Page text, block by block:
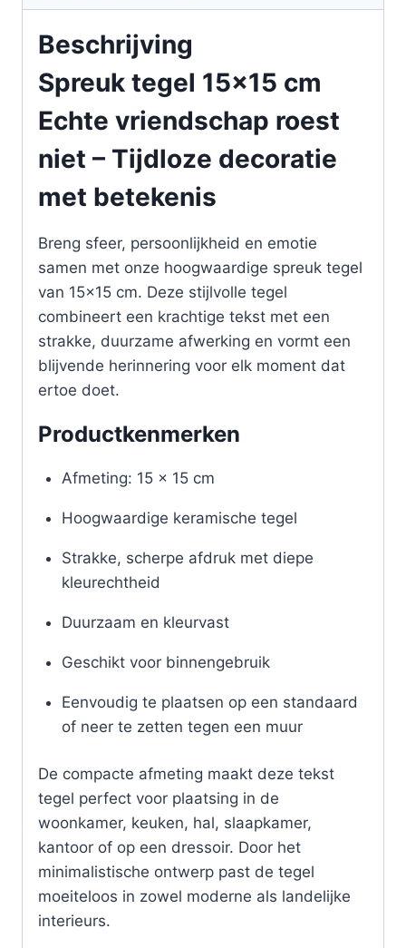
Beschrijving
Spreuk tegel 15×15 cm
Echte vriendschap roest
niet – Tijdloze decoratie
met betekenis
Breng sfeer, persoonlijkheid en emotie
samen met onze hoogwaardige spreuk tegel
van 15×15 cm. Deze stijlvolle tegel
combineert een krachtige tekst met een
strakke, duurzame afwerking en vormt een
blijvende herinnering voor elk moment dat
ertoe doet.
Productkenmerken
Afmeting: 15 x 15 cm
Hoogwaardige keramische tegel
Strakke, scherpe afdruk met diepe
kleurechtheid
Duurzaam en kleurvast
Geschikt voor binnengebruik
Eenvoudig te plaatsen op een standaard
of neer te zetten tegen een muur
De compacte afmeting maakt deze tekst
tegel perfect voor plaatsing in de
woonkamer, keuken, hal, slaapkamer,
kantoor of op een dressoir. Door het
minimalistische ontwerp past de tegel
moeiteloos in zowel moderne als landelijke
interieurs.